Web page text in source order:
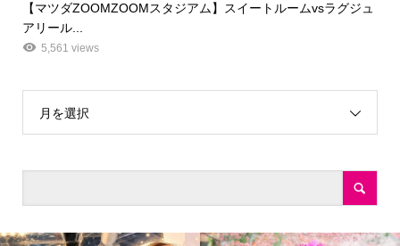
【マツダZOOMZOOMスタジアム】スイートルームvsラグジュ
アリール...
5,561 views
月を選択